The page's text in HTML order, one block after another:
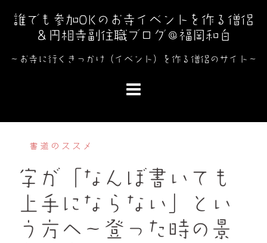
キ
誰でも参加OKのお寺イベントを作る僧侶
＆円相寺副住職ブログ＠福岡和白
～お寺に行くきっかけ（イベント）を作る僧侶のサイト～
書道のススメ
字が「なんぼ書いても
上手にならない」とい
う方へ～登った時の景